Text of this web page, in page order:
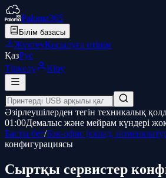
Paloma365
Білім базасы
ЖүктеуҚосылуға өтінім
ҚазРус
Тіркелу
Кіру
Әзірлеушілерден тегін техникалық
01:00Демалыс және мейрам күндері
Басты бет/Бэк-офис (склад,
конфигурациясы
Сыртқы сервистер